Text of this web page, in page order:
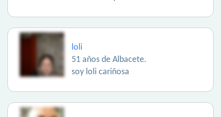
loli
51 años de Albacete.
soy loli cariñosa